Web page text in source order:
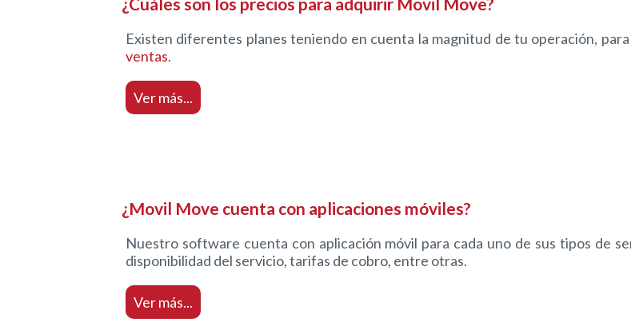
Existen diferentes planes teniendo en cuenta la magnitud de tu operación,
ventas.
Ver más...
¿Movil Move cuenta con aplicaciones móviles?
Nuestro software cuenta con aplicación móvil para cada uno de sus tipos de
disponibilidad del servicio, tarifas de cobro, entre otras.
Ver más...